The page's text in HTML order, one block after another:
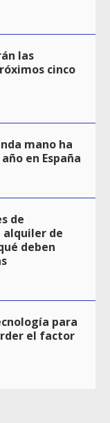
las
cinco
mano ha
en España
de
alquiler de
deben
para
el factor